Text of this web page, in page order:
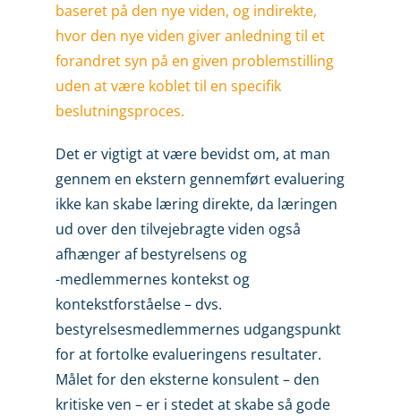
baseret på den nye viden, og indirekte,
hvor den nye viden giver anledning til et
forandret syn på en given problemstilling
uden at være koblet til en specifik
beslutningsproces.
Det er vigtigt at være bevidst om, at man
gennem en ekstern gennemført evaluering
ikke kan skabe læring direkte, da læringen
ud over den tilvejebragte viden også
afhænger af bestyrelsens og
-medlemmernes kontekst og
kontekstforståelse – dvs.
bestyrelsesmedlemmernes udgangspunkt
for at fortolke evalueringens resultater.
Målet for den eksterne konsulent – den
kritiske ven – er i stedet at skabe så gode